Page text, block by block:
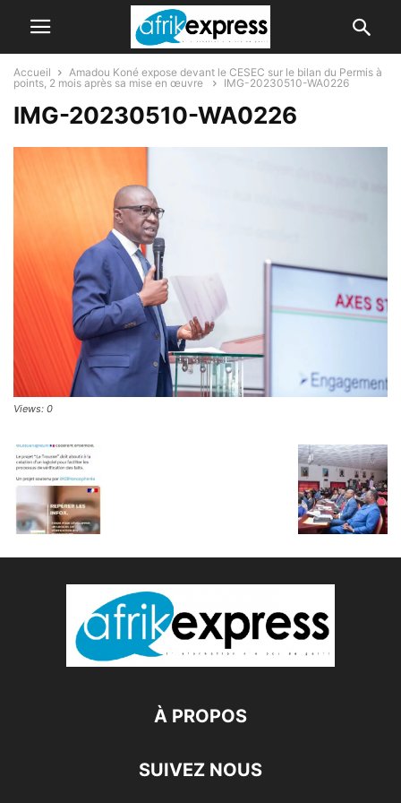
Accueil
Amadou Koné expose devant le CESEC sur le bilan du Permis à
points, 2 mois après sa mise en œuvre
IMG-20230510-WA0226
IMG-20230510-WA0226
Views: 0
À PROPOS
SUIVEZ NOUS